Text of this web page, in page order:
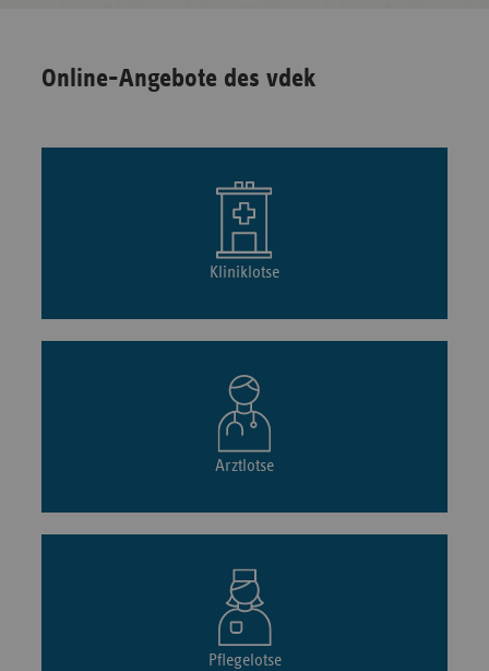
Online-Angebote des vdek
Kliniklotse
Arztlotse
Pflegelotse